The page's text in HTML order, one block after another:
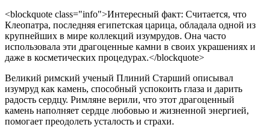
<blockquote class="info">Интересный факт: Считается, что
Клеопатра, последняя египетская царица, обладала одной из
крупнейших в мире коллекций изумрудов. Она часто
использовала эти драгоценные камни в своих украшениях и
даже в косметических процедурах.</blockquote>
Великий римский ученый Плиний Старший описывал
изумруд как камень, способный успокоить глаза и дарить
радость сердцу. Римляне верили, что этот драгоценный
камень наполняет сердце любовью и жизненной энергией,
помогает преодолеть усталость и страхи.